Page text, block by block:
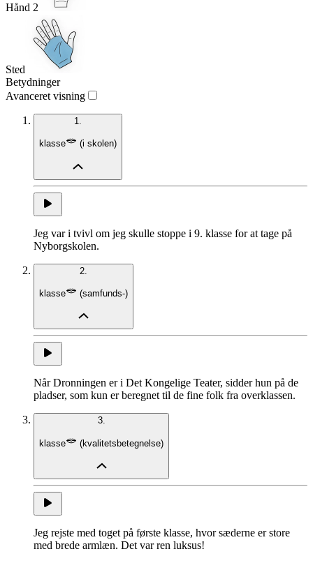
Hånd 2
Sted
Betydninger
Avanceret visning
1.
klasse (i skolen)
Jeg var i tvivl om jeg skulle stoppe i 9. klasse for at tage på
Nyborgskolen.
2.
klasse (samfunds-)
Når Dronningen er i Det Kongelige Teater, sidder hun på de
pladser, som kun er beregnet til de fine folk fra overklassen.
3.
klasse (kvalitetsbetegnelse)
Jeg rejste med toget på første klasse, hvor sæderne er store
med brede armlæn. Det var ren luksus!